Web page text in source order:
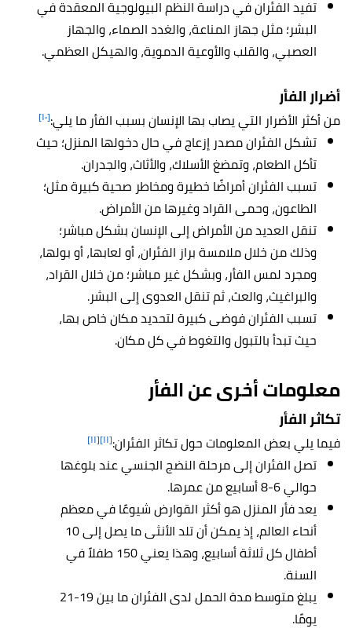
تفيد الفئران في دراسة النظم البيولوجية المعقدة في
البشر؛ مثل جهاز المناعة، والغدد الصماء، والجهاز
العصبي، والقلب والأوعية الدموية، والهيكل العظمي.
أضرار الفأر
من أكثر الأضرار التي يصاب بها الإنسان بسبب الفأر ما يلي:[١٠]
تشكل الفئران مصدر إزعاج في حال دخولها المنزل؛ حيث
تأكل الطعام، وتمضغ الأسلاك، والأثاث، والجدران.
تسبب الفئران أمراضًا خطيرة ومخاطر صحية كبيرة مثل؛
الطاعون، وحمى القراد وغيرها من الأمراض.
تنقل العديد من الأمراض إلى الإنسان بشكل مباشر؛
وذلك من خلال ملامسة براز الفئران، أو لعابها، أو بولها،
ومجرد لمس الفأر، وبشكل غير مباشر؛ من خلال القراد،
والبراغيث، والعث، ثم تنقل العدوى إلى البشر.
تسبب الفئران فوضى كبيرة لتحديد مكان خاص بها،
حيث تبدأ بالتبول والتغوط في كل مكان.
معلومات أخرى عنالفأر
تكاثر الفأر
فيما يلي بعض المعلومات حول تكاثر الفئران:[١١] [١١]
تصل الفئران إلى مرحلة النضج الجنسي عند بلوغها
حوالي 6-8 أسابيع من عمرها.
يعد فأر المنزل هو أكثر القوارض شيوعًا في معظم
أنحاء العالم، إذ يمكن أن تلد الأنثى ما يصل إلى 10
أطفال كل ثلاثة أسابيع، وهذا يعني 150 طفلاً في
السنة.
يبلغ متوسط ​​مدة الحمل لدى الفئران ما بين 19-21
يومًا.